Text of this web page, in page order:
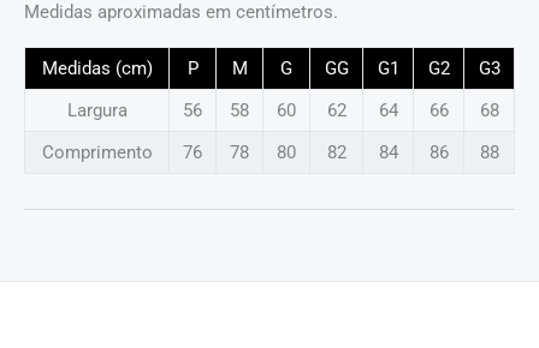
Medidas aproximadas em centímetros.
Medidas (cm) P M G GG G1 G2
G3
Largura
56 58 60 62 64 66
68
Comprimento
76 78 80 82 84 86 88